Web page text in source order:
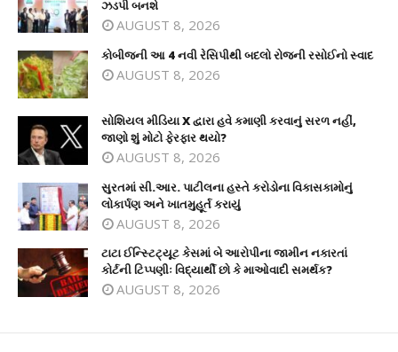
ઝડપી બનશે
AUGUST 8, 2026
કોબીજની આ 4 નવી રેસિપીથી બદલો રોજની રસોઈનો સ્વાદ
AUGUST 8, 2026
સોશિયલ મીડિયા X દ્વારા હવે કમાણી કરવાનું સરળ નહીં,
જાણો શું મોટો ફેરફાર થયો?
AUGUST 8, 2026
સુરતમાં સી.આર. પાટીલના હસ્તે કરોડોના વિકાસકામોનું
લોકાર્પણ અને ખાતમુહૂર્ત કરાયું
AUGUST 8, 2026
ટાટા ઈન્સ્ટિટ્યૂટ કેસમાં બે આરોપીના જામીન નકારતાં
કોર્ટની ટિપ્પણીઃ વિદ્યાર્થી છો કે માઓવાદી સમર્થક?
AUGUST 8, 2026